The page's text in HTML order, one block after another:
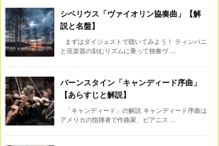
シベリウス「ヴァイオリン協奏曲」【解
説と名盤】
まずはダイジェストで聴いてみよう！ ティンパニ
と弦楽器の刻むリズムに乗って独奏ヴ ...
バーンスタイン「キャンディード序曲」
【あらすじと解説】
「キャンディード」の解説 キャンディード序曲は
アメリカの指揮者で作曲家、ピアニス ...